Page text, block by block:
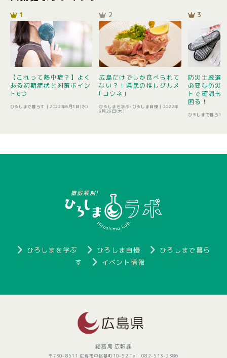
1
【これって熱中症？】よく
ある初期症状と対策ポイン
ト6つ
ひろしまで暮らす | 2022年8月3日(水)
2
広島だけでしか食べられて
ない？！県民の推しグルメ
｢コウネ｣
ひろしまを学ぶ･ひろしま自慢 | 2022年
9月29日(木)
3
防災士厳選
必要な防災
トで確認も
困る！
ひろしまで暮らす
ひろしまを学ぶ ひろしま自慢
ひろしまで暮ら
す
イベント情報
総務局 広報課
〒730-8511 広島市中区基町10-52 Tel. 082-513-2386